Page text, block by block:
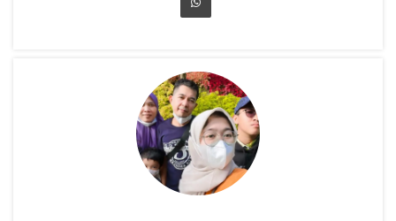
Position: Reseller Kab
Banyumas
Alamat:Jl. Jend Sudirman
Timur 374, Berkoh RT 3 RW
7, Purwokerto, Banyumas